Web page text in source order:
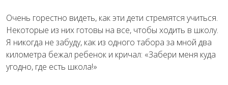
Очень горестно видеть, как эти дети стремятся учиться.
Некоторые из них готовы на все, чтобы ходить в школу.
Я никогда не забуду, как из одного табора за мной два
километра бежал ребенок и кричал: «Забери меня куда
угодно, где есть школа!»